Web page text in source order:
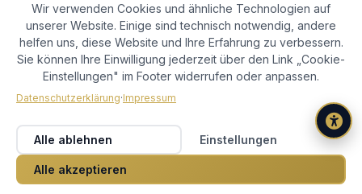
© 2026 Messebau Franke GmbH. Alle Rechte vorbehalten.
ImpressumDatenschutz Cookie-Einstellungen
Wir verwenden Cookies und ähnliche Technologien auf
unserer Website. Einige sind technisch notwendig, andere
helfen uns, diese Website und Ihre Erfahrung zu verbessern.
Sie können Ihre Einwilligung jederzeit über den Link „Cookie-
Einstellungen" im Footer widerrufen oder anpassen.
Datenschutzerklärung·Impressum
Alle ablehnen Einstellungen
Alle akzeptieren